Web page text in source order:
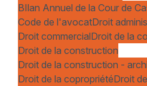
BIlan Annuel de la Cour de
Code de l'avocatDroit
Droit commercialDroit de la
Droit de la construction
Droit de la construction -
Droit de la copropriétéDroit